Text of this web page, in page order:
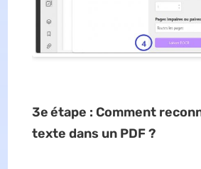
3eétape : Comment
texte dans un PDF ?